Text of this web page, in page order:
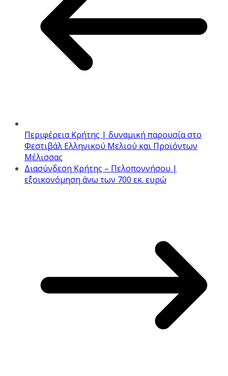
Περιφέρεια Κρήτης | δυναμική παρουσία στο
Φεστιβάλ Ελληνικού Μελιού και Προϊόντων
Μέλισσας
Διασύνδεση Κρήτης – Πελοποννήσου |
εξοικονόμηση άνω των 700 εκ. ευρώ